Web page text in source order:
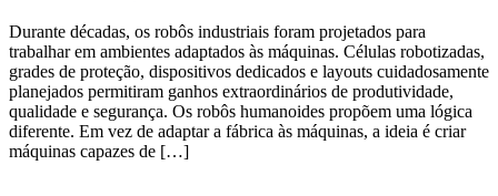
Durante décadas, os robôs industriais foram projetados para
trabalhar em ambientes adaptados às máquinas. Células robotizadas,
grades de proteção, dispositivos dedicados e layouts cuidadosamente
planejados permitiram ganhos extraordinários de produtividade,
qualidade e segurança. Os robôs humanoides propõem uma lógica
diferente. Em vez de adaptar a fábrica às máquinas, a ideia é criar
máquinas capazes de […]